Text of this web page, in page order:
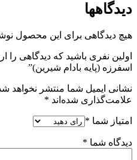
دیدگاهها
هیچ دیدگاهی برای این محصول
اولین نفری باشید که دیدگاهی
اسفرزه (پایه بادام شیرین)”
نشانی ایمیل شما منتشر نخواهد
علامت‌گذاری شده‌اند *
امتیاز شما *
دیدگاه شما *